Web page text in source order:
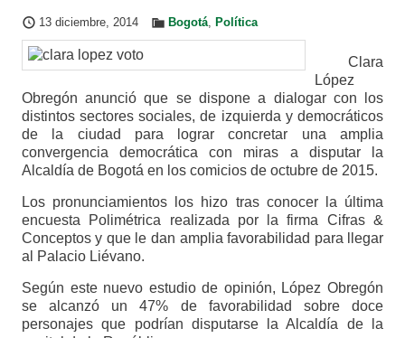
13 diciembre, 2014 Bogotá, Política
Clara
López
Obregón anunció que se dispone a dialogar con los
distintos sectores sociales, de izquierda y democráticos
de la ciudad para lograr concretar una amplia
convergencia democrática con miras a disputar la
Alcaldía de Bogotá en los comicios de octubre de 2015.
Los pronunciamientos los hizo tras conocer la última
encuesta Polimétrica realizada por la firma Cifras &
Conceptos y que le dan amplia favorabilidad para llegar
al Palacio Liévano.
Según este nuevo estudio de opinión, López Obregón
se alcanzó un 47% de favorabilidad sobre doce
personajes que podrían disputarse la Alcaldía de la